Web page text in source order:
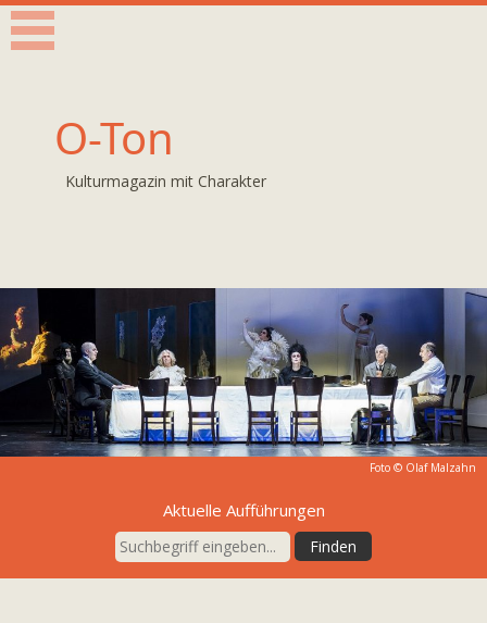
O-Ton
Kulturmagazin mit Charakter
Foto © Olaf Malzahn
Aktuelle Aufführungen